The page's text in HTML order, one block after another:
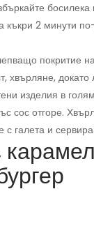
босилека
къкри 2 минути
покритие
хвърляне,
изделия в
сос отгоре.
с галета и